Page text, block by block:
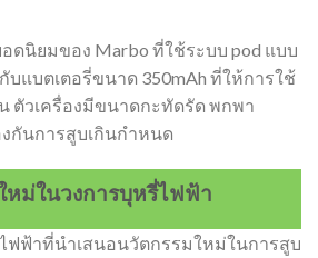
ดนิยมของ Marbo ที่ใช้ระบบ pod แบบ
บแบตเตอรี่ขนาด 350mAh ที่ให้การใช้
ตัวเครื่องมีขนาดกะทัดรัด พกพา
กันการสูบเกินกำหนด
หม่ในวงการบุหรี่ไฟฟ้า
ฟฟ้าที่นำเสนอนวัตกรรมใหม่ในการสูบ